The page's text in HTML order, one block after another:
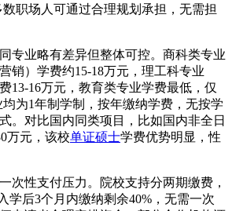
职场人可通过合理规划承担，无需担
专业略有差异但整体可控。商科类专业
销）学费约15-18万元，理工科专业
13-16万元，教育类专业学费最低，仅
均为1年制学制，按年缴纳学费，无按学
。对比国内同类项目，比如国内非全日
万元，该校单证硕士学费优势明显，性
次性支付压力。院校支持分两期缴费，
学后3个月内缴纳剩余40%，无需一次